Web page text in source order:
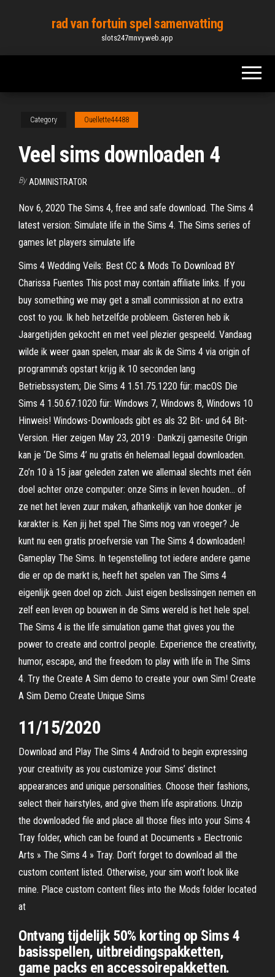
content
rad van fortuin spel samenvatting
slots247mnvy.web.app
Category Ouellette44488
Veel sims downloaden 4
By ADMINISTRATOR
Nov 6, 2020 The Sims 4, free and safe download. The Sims 4
latest version: Simulate life in the Sims 4. The Sims series of
games let players simulate life
Sims 4 Wedding Veils: Best CC & Mods To Download BY
Charissa Fuentes This post may contain affiliate links. If you
buy something we may get a small commission at no extra
cost to you. Ik heb hetzelfde probleem. Gisteren heb ik
Jaargetijden gekocht en met veel plezier gespeeld. Vandaag
wilde ik weer gaan spelen, maar als ik de Sims 4 via origin of
programma's opstart krijg ik 10 seconden lang
Betriebssystem; Die Sims 4 1.51.75.1220 für: macOS Die
Sims 4 1.50.67.1020 für: Windows 7, Windows 8, Windows 10
Hinweis! Windows-Downloads gibt es als 32 Bit- und 64 Bit-
Version. Hier zeigen May 23, 2019 · Dankzij gamesite Origin
kan je ‘De Sims 4’ nu gratis én helemaal legaal downloaden.
Zo’n 10 à 15 jaar geleden zaten we allemaal slechts met één
doel achter onze computer: onze Sims in leven houden… of
ze net het leven zuur maken, afhankelijk van hoe donker je
karakter is. Ken jij het spel The Sims nog van vroeger? Je
kunt nu een gratis proefversie van The Sims 4 downloaden!
Gameplay The Sims. In tegenstelling tot iedere andere game
die er op de markt is, heeft het spelen van The Sims 4
eigenlijk geen doel op zich. Juist eigen beslissingen nemen en
zelf een leven op bouwen in de Sims wereld is het hele spel.
The Sims 4 is the life simulation game that gives you the
power to create and control people. Experience the creativity,
humor, escape, and the freedom to play with life in The Sims
4. Try the Create A Sim demo to create your own Sim! Create
A Sim Demo Create Unique Sims
11/15/2020
Download and Play The Sims 4 Android to begin expressing
your creativity as you customize your Sims’ distinct
appearances and unique personalities. Choose their fashions,
select their hairstyles, and give them life aspirations. Unzip
the downloaded file and place all those files into your Sims 4
Tray folder, which can be found at Documents » Electronic
Arts » The Sims 4 » Tray. Don’t forget to download all the
custom content listed. Otherwise, your sim won’t look like
mine. Place custom content files into the Mods folder located
at
Ontvang tijdelijk 50% korting op Sims 4
basisspellen, uitbreidingspakketten,
game packs en accessoirepakketten.